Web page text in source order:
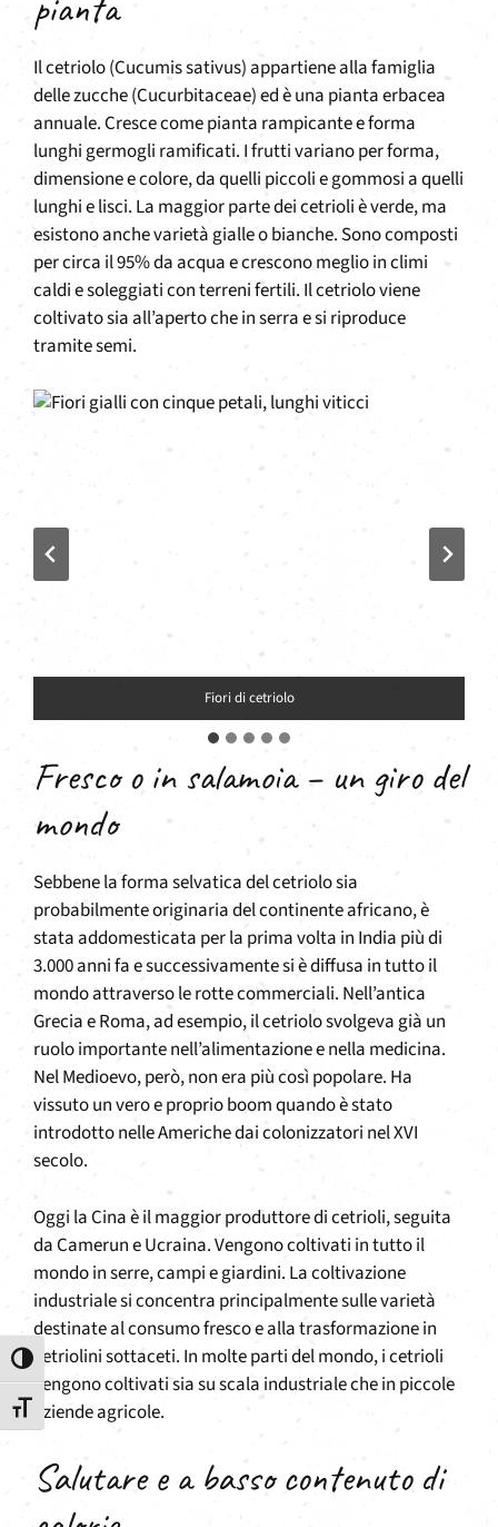
Attiva/disattiva alto contrasto
Attiva/disattiva dimensione testo
Il cetriolo (Cucumis sativus) appartiene alla famiglia
delle zucche (Cucurbitaceae) ed è una pianta erbacea
annuale. Cresce come pianta rampicante e forma
lunghi germogli ramificati. I frutti variano per forma,
dimensione e colore, da quelli piccoli e gommosi a quelli
lunghi e lisci. La maggior parte dei cetrioli è verde, ma
esistono anche varietà gialle o bianche. Sono composti
per circa il 95% da acqua e crescono meglio in climi
caldi e soleggiati con terreni fertili. Il cetriolo viene
coltivato sia all’aperto che in serra e si riproduce
tramite semi.
Fiori di cetriolo
Fresco o in salamoia – un giro del
mondo
Sebbene la forma selvatica del cetriolo sia
probabilmente originaria del continente africano, è
stata addomesticata per la prima volta in India più di
3.000 anni fa e successivamente si è diffusa in tutto il
mondo attraverso le rotte commerciali. Nell’antica
Grecia e Roma, ad esempio, il cetriolo svolgeva già un
ruolo importante nell’alimentazione e nella medicina.
Nel Medioevo, però, non era più così popolare. Ha
vissuto un vero e proprio boom quando è stato
introdotto nelle Americhe dai colonizzatori nel XVI
secolo.
Oggi la Cina è il maggior produttore di cetrioli, seguita
da Camerun e Ucraina. Vengono coltivati in tutto il
mondo in serre, campi e giardini. La coltivazione
industriale si concentra principalmente sulle varietà
destinate al consumo fresco e alla trasformazione in
cetriolini sottaceti. In molte parti del mondo, i cetrioli
vengono coltivati sia su scala industriale che in piccole
aziende agricole.
Salutare e a basso contenuto di